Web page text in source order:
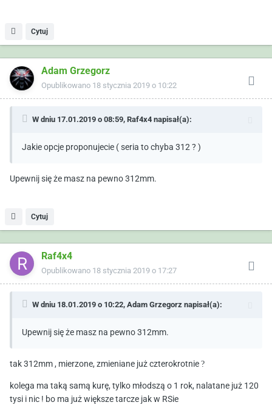
Cytuj
Adam Grzegorz
Opublikowano 18 stycznia 2019 o 10:22
W dniu 17.01.2019 o 08:59, Raf4x4 napisał(a):
Jakie opcje proponujecie ( seria to chyba 312 ? )
Upewnij się że masz na pewno 312mm.
Cytuj
Raf4x4
Opublikowano 18 stycznia 2019 o 17:27
W dniu 18.01.2019 o 10:22, Adam Grzegorz napisał(a):
Upewnij się że masz na pewno 312mm.
tak 312mm , mierzone, zmieniane już czterokrotnie?
kolega ma taką samą kurę, tylko młodszą o 1 rok, nalatane już 120
tysi i nic ! bo ma już większe tarcze jak w RSie